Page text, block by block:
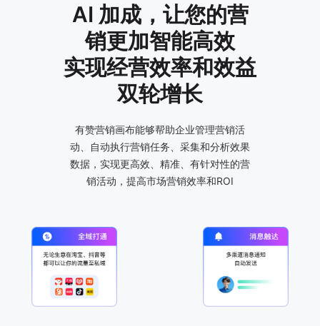
AI 加成，让您的营
销更加智能高效
实现经营效率和效益
双轮增长
有赞营销画布能够帮助企业管理营销活
动、自动执行营销任务、采集和分析效果
数据，实现更高效、精准、有针对性的营
销活动，提高市场营销效率和ROI